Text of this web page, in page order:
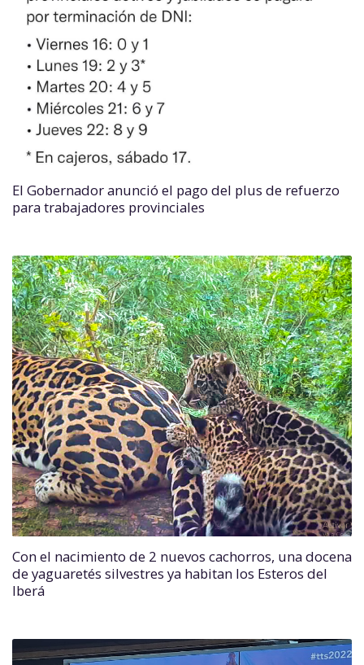
El Gobernador anunció el pago del plus de refuerzo
para trabajadores provinciales
Con el nacimiento de 2 nuevos cachorros, una docena
de yaguaretés silvestres ya habitan los Esteros del
Iberá